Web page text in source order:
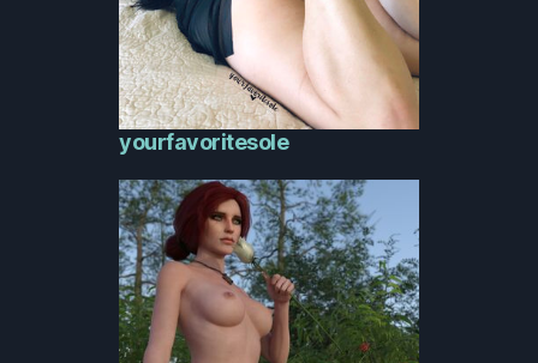
yourfavoritesole